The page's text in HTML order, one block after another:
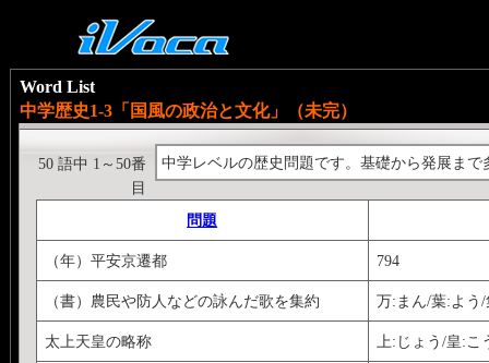
Word List
中学歴史1-3「国風の政治と文化」（未完）
中学レベルの歴史問題です。基礎から発展ま
50 語中 1～50番
目
問題
（年）平安京遷都 794
（書）農民や防人などの詠んだ歌を集約 万:まん/葉:よう
太上天皇の略称 上:じょう/皇:こ